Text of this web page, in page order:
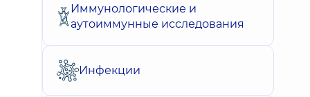
Иммунологические и
аутоиммунные исследования
Инфекции